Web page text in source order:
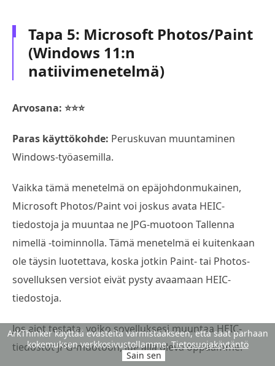
Tapa 5: Microsoft Photos/Paint
(Windows 11:n
natiivimenetelmä)
Arvosana: ⭐⭐⭐
Paras käyttökohde: Peruskuvan muuntaminen
Windows-työasemilla.
Vaikka tämä menetelmä on epäjohdonmukainen,
Microsoft Photos/Paint voi joskus avata HEIC-
tiedostoja ja muuntaa ne JPG-muotoon Tallenna
nimellä -toiminnolla. Tämä menetelmä ei kuitenkaan
ole täysin luotettava, koska jotkin Paint- tai Photos-
sovelluksen versiot eivät pysty avaamaan HEIC-
tiedostoja.
Jos aiot testata, voiko sovelluksesi muuntaa HEIC-
tiedostot JPG-muotoon, lue alla oleva oppaamme.
ArkThinker käyttää evästeitä varmistaakseen, että saat parhaan
kokemuksen verkkosivustollamme.Tietosuojakäytäntö
Sain sen